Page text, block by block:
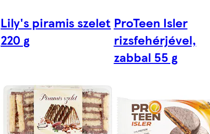
Lily's piramis szelet
220 g
ProTeen Isler
rizsfehérjével,
zabbal 55 g